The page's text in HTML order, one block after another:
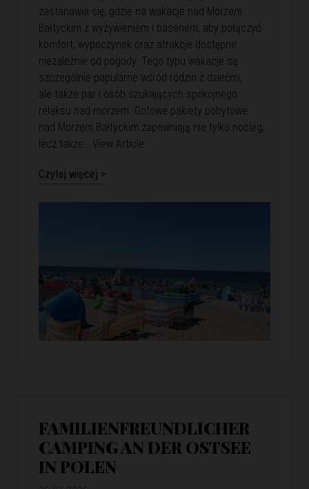
zastanawia się, gdzie na wakacje nad Morzem
Bałtyckim z wyżywieniem i basenem, aby połączyć
komfort, wypoczynek oraz atrakcje dostępne
niezależnie od pogody. Tego typu wakacje są
szczególnie popularne wśród rodzin z dziećmi,
ale także par i osób szukających spokojnego
relaksu nad morzem. Gotowe pakiety pobytowe
nad Morzem Bałtyckim zapewniają nie tylko nocleg,
lecz także… View Article
Czytaj więcej >
FAMILIENFREUNDLICHER
CAMPING AN DER OSTSEE
IN POLEN